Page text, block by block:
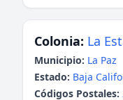
Colonia: La
Municipio: La Paz
Estado: Baja
Códigos Postales: